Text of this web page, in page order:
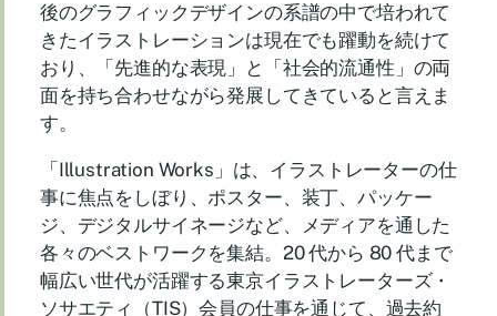
後のグラフィックデザインの系譜の中で培われて
きたイラストレーションは現在でも躍動を続けて
おり、「先進的な表現」と「社会的流通性」の両
面を持ち合わせながら発展してきていると言えま
す。
「Illustration Works」は、イラストレーターの仕
事に焦点をしぼり、ポスター、装丁、パッケー
ジ、デジタルサイネージなど、メディアを通した
各々のベストワークを集結。20 代から 80 代まで
幅広い世代が活躍する東京イラストレーターズ・
ソサエティ（TIS）会員の仕事を通じて、過去約